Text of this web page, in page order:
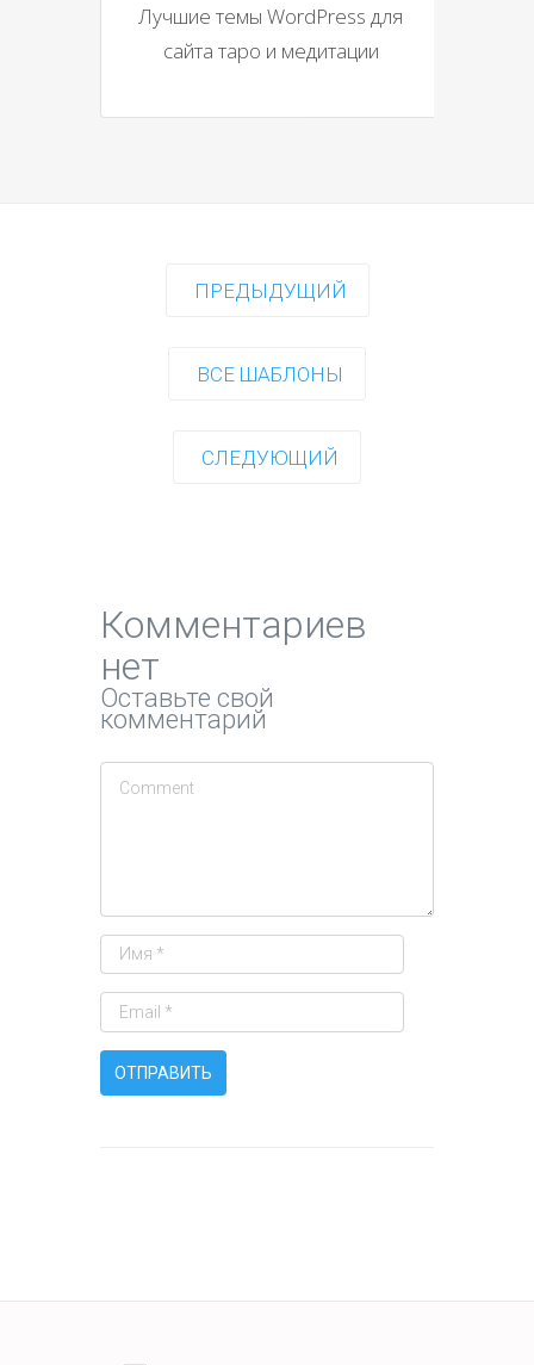
Лучшие темы WordPress для
сайта таро и медитации
ПРЕДЫДУЩИЙ
ВСЕ ШАБЛОНЫ
СЛЕДУЮЩИЙ
Комментариев
нет
Оставьте свой
комментарий